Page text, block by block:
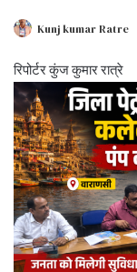
Kunj kumar Ratre
रिपोर्टर कुंज कुमार रात्रे